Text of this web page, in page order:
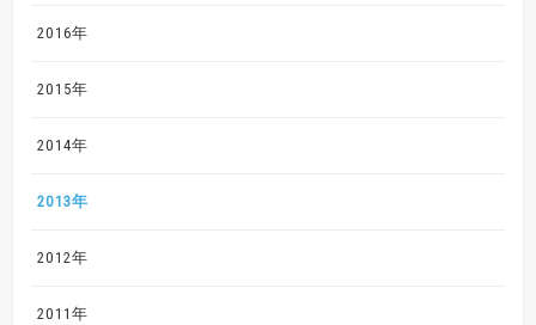
2016年
2015年
2014年
2013年
2012年
2011年